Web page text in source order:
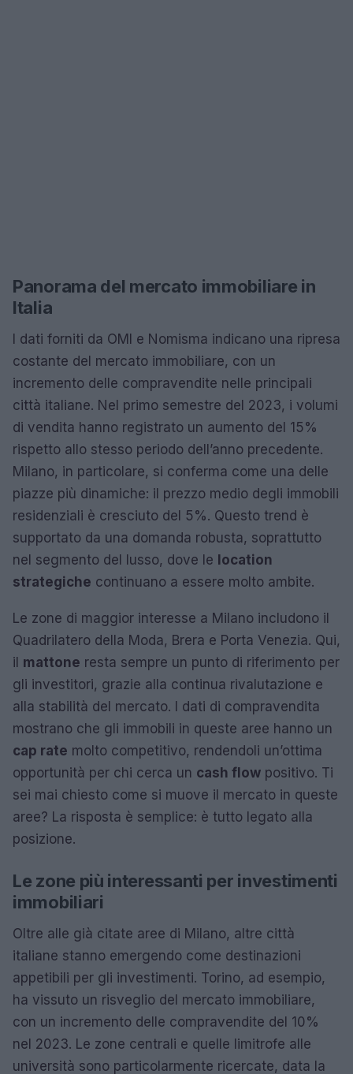
Panorama del mercato immobiliare in
Italia
I dati forniti da OMI e Nomisma indicano una ripresa
costante del mercato immobiliare, con un
incremento delle compravendite nelle principali
città italiane. Nel primo semestre del 2023, i volumi
di vendita hanno registrato un aumento del 15%
rispetto allo stesso periodo dell’anno precedente.
Milano, in particolare, si conferma come una delle
piazze più dinamiche: il prezzo medio degli immobili
residenziali è cresciuto del 5%. Questo trend è
supportato da una domanda robusta, soprattutto
nel segmento del lusso, dove le location
strategiche continuano a essere molto ambite.
Le zone di maggior interesse a Milano includono il
Quadrilatero della Moda, Brera e Porta Venezia. Qui,
il mattone resta sempre un punto di riferimento per
gli investitori, grazie alla continua rivalutazione e
alla stabilità del mercato. I dati di compravendita
mostrano che gli immobili in queste aree hanno un
cap rate molto competitivo, rendendoli un’ottima
opportunità per chi cerca un cash flow positivo. Ti
sei mai chiesto come si muove il mercato in queste
aree? La risposta è semplice: è tutto legato alla
posizione.
Le zone più interessanti per investimenti
immobiliari
Oltre alle già citate aree di Milano, altre città
italiane stanno emergendo come destinazioni
appetibili per gli investimenti. Torino, ad esempio,
ha vissuto un risveglio del mercato immobiliare,
con un incremento delle compravendite del 10%
nel 2023. Le zone centrali e quelle limitrofe alle
università sono particolarmente ricercate, data la